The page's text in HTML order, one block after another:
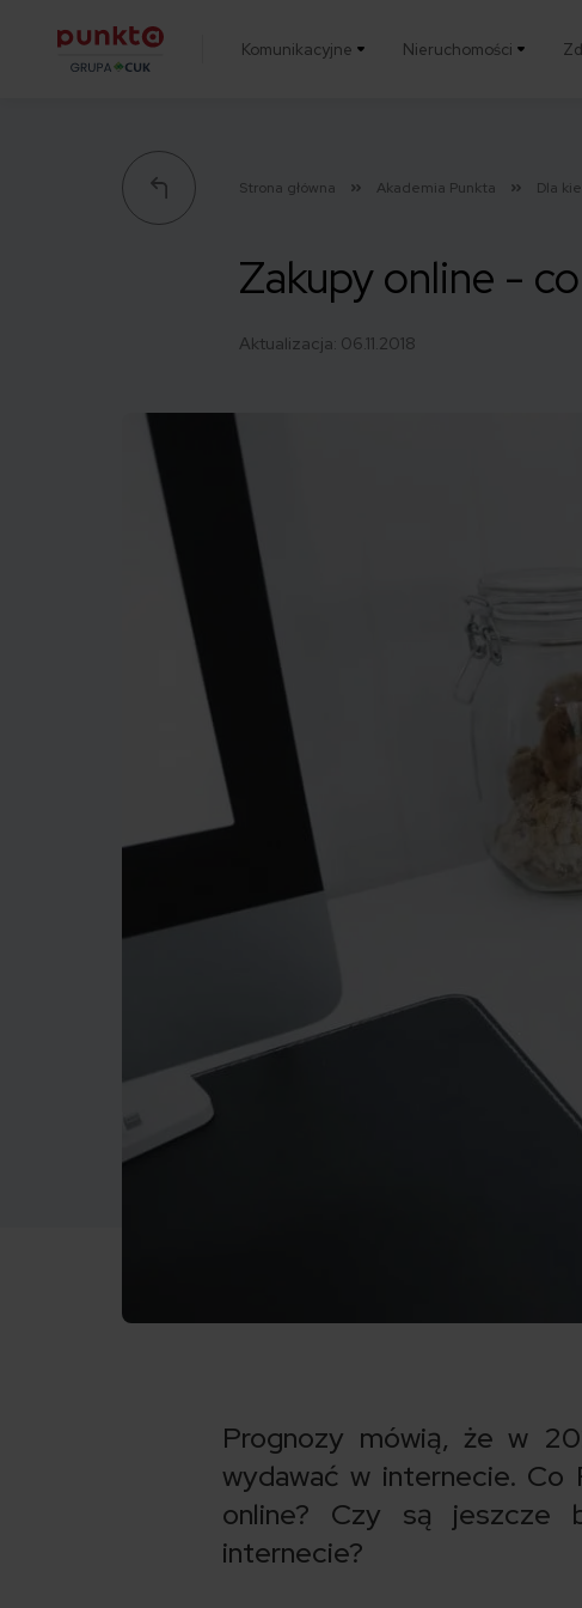
Komunikacyjne Nieruchomości
Strona główna Akademia Punkta Dla
Zakupy online -
Aktualizacja: 06.11.2018
Prognozy mówią, że w
wydawać w internecie. Co
online? Czy są jeszcze
internecie?